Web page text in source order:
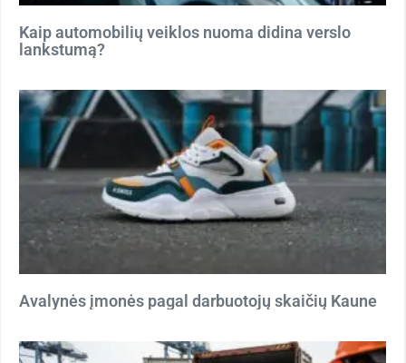
Kaip automobilių veiklos nuoma didina verslo
lankstumą?
Avalynės įmonės pagal darbuotojų skaičių Kaune